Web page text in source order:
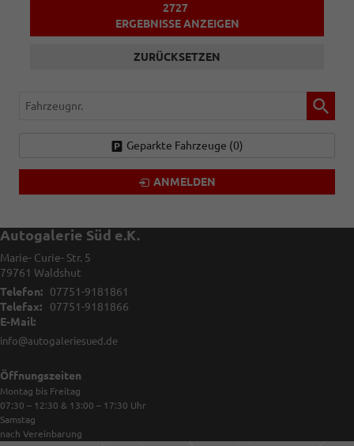
2727
ERGEBNISSE ANZEIGEN
ZURÜCKSETZEN
Fahrzeugnr.
Geparkte Fahrzeuge (0)
ANMELDEN
Autogalerie Süd e.K.
Marie- Curie- Str. 5
79761 Waldshut
Telefon:
07751-9181861
Telefax:
07751-9181866
E-Mail:
info@autogaleriesued.de
Öffnungszeiten
Montag bis Freitag
07:30 – 12:30 & 13:00 – 17:30 Uhr
Samstag
nach Vereinbarung